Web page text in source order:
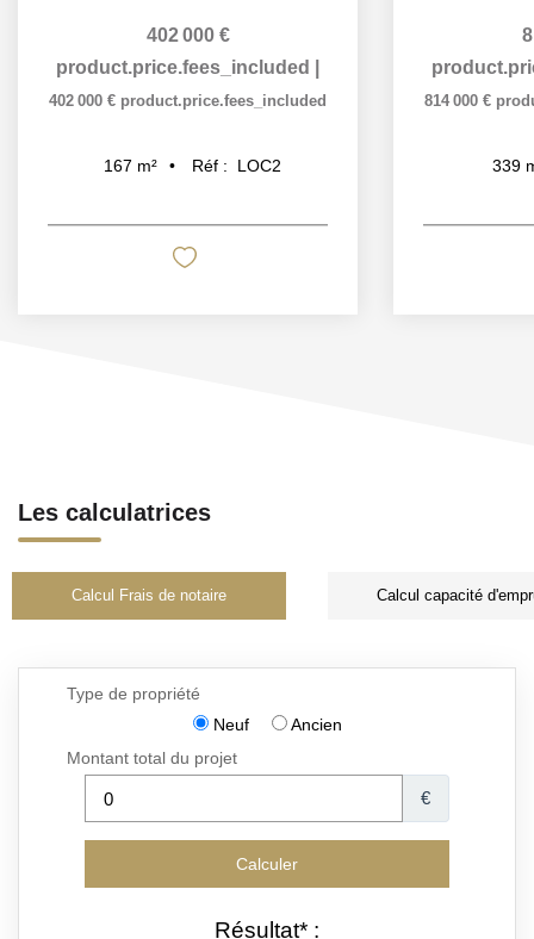
402 000 €
product.price.fees_included
402 000 € product.price.fees_included
167 m² Réf : LOC2
814 000 €
339
Les calculatrices
Calcul Frais de notaire Calcul capacité